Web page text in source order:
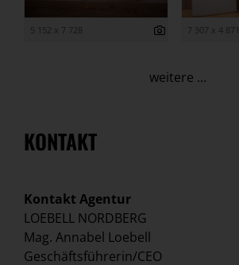
5 152 x 7 728 7 307 x 4 871
weitere ...
KONTAKT
Kontakt Agentur
LOEBELL NORDBERG
Mag. Annabel Loebell
Geschäftsführerin/CEO